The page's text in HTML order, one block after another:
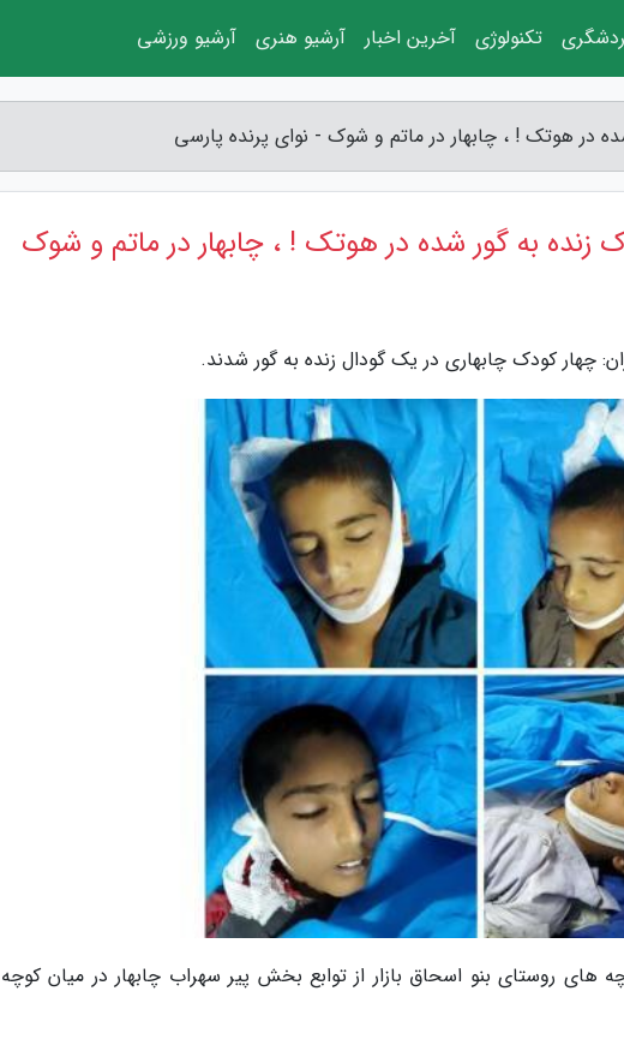
چهار کودک چابهاری در یک گودال زنده به گور شدند.
های روستای بنو اسحاق بازار از توابع بخش پیر سهراب چابهار در میان کوچه
تکنولوژی آخرین اخبار آرشیو هنری آرشیو ورزشی